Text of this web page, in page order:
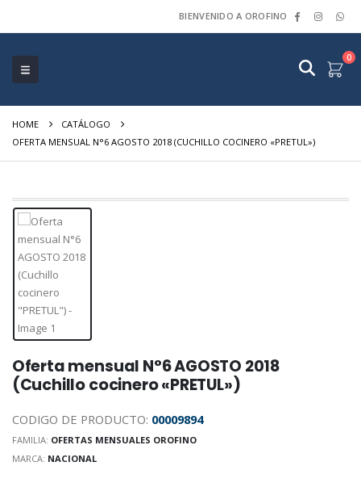
BIENVENIDO A OROFINO
0
HOME
CATÁLOGO
OFERTA MENSUAL N°6 AGOSTO 2018 (CUCHILLO COCINERO «PRETUL»)
Oferta mensual N°6 AGOSTO 2018
(Cuchillo cocinero «PRETUL»)
CODIGO DE PRODUCTO: 00009894
FAMILIA: OFERTAS MENSUALES OROFINO
MARCA: NACIONAL